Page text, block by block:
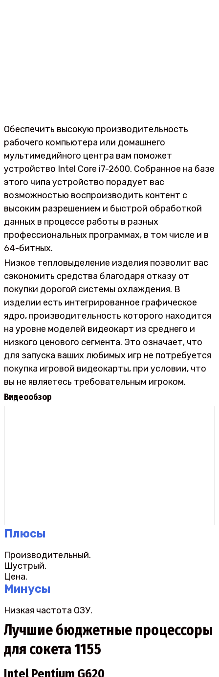
Обеспечить высокую производительность
рабочего компьютера или домашнего
мультимедийного центра вам поможет
устройство Intel Core i7-2600. Собранное на базе
этого чипа устройство порадует вас
возможностью воспроизводить контент с
высоким разрешением и быстрой обработкой
данных в процессе работы в разных
профессиональных программах, в том числе и в
64-битных.
Низкое тепловыделение изделия позволит вас
сэкономить средства благодаря отказу от
покупки дорогой системы охлаждения. В
изделии есть интегрированное графическое
ядро, производительность которого находится
на уровне моделей видеокарт из среднего и
низкого ценового сегмента. Это означает, что
для запуска ваших любимых игр не потребуется
покупка игровой видеокарты, при условии, что
вы не являетесь требовательным игроком.
Видеообзор
Плюсы
Производительный.
Шустрый.
Цена.
Минусы
Низкая частота ОЗУ.
Лучшие бюджетные процессоры
для сокета 1155
Intel Pentium G620